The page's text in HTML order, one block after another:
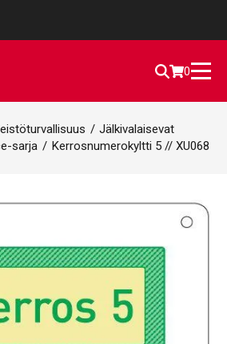
0
/ Jälkivalaisevat
sarja / Kerrosnumerokyltti 5 // XU068